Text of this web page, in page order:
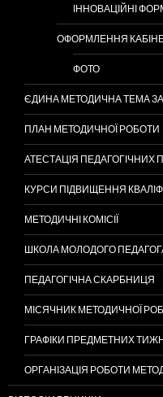
ІННОВАЦІЙНІ
ОФОРМЛЕННЯ
ФОТО
ЄДИНА МЕТОДИЧНА ТЕМА
ПЛАН МЕТОДИЧНОЇ РОБОТИ
АТЕСТАЦІЯ ПЕДАГОГІЧНИХ
КУРСИ ПІДВИЩЕННЯ
МЕТОДИЧНІ КОМІСІЇ
ШКОЛА МОЛОДОГО
ПЕДАГОГІЧНА СКАРБНИЦЯ
МІСЯЧНИК МЕТОДИЧНОЇ
ГРАФІКИ ПРЕДМЕТНИХ
ОРГАНІЗАЦІЯ РОБОТИ